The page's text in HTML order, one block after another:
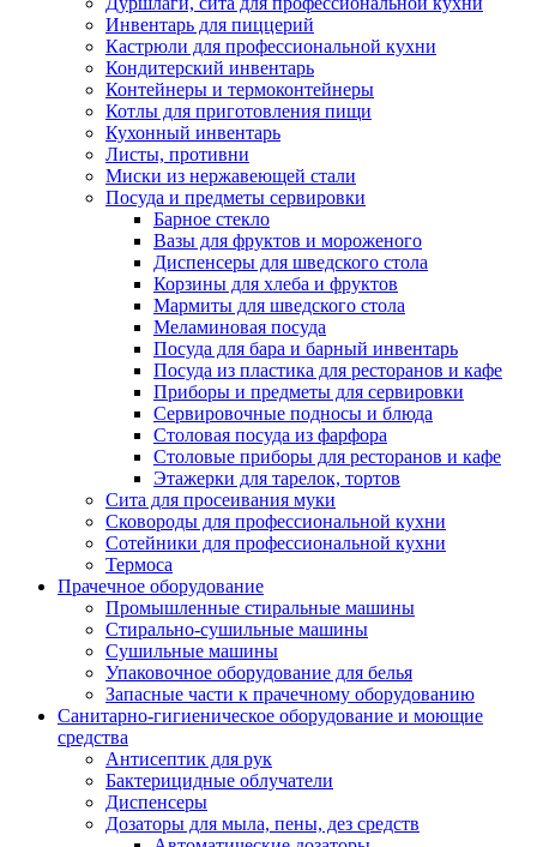
Инвентарь для пиццерий
Кастрюли для профессиональной кухни
Кондитерский инвентарь
Контейнеры и термоконтейнеры
Котлы для приготовления пищи
Кухонный инвентарь
Листы, противни
Миски из нержавеющей стали
Посуда и предметы сервировки
Барное стекло
Вазы для фруктов и мороженого
Диспенсеры для шведского стола
Корзины для хлеба и фруктов
Мармиты для шведского стола
Меламиновая посуда
Посуда для бара и барный инвентарь
Посуда из пластика для ресторанов и кафе
Приборы и предметы для сервировки
Сервировочные подносы и блюда
Столовая посуда из фарфора
Столовые приборы для ресторанов и кафе
Этажерки для тарелок, тортов
Сита для просеивания муки
Сковороды для профессиональной кухни
Сотейники для профессиональной кухни
Термоса
Прачечное оборудование
Промышленные стиральные машины
Стирально-сушильные машины
Сушильные машины
Упаковочное оборудование для белья
Запасные части к прачечному оборудованию
Санитарно-гигиеническое оборудование и моющие
средства
Антисептик для рук
Бактерицидные облучатели
Диспенсеры
Дозаторы для мыла, пены, дез средств